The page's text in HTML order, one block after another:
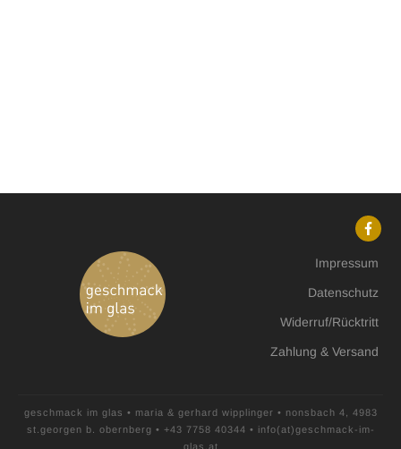
Impressum
Datenschutz
Widerruf/Rücktritt
Zahlung & Versand
geschmack im glas • maria & gerhard wipplinger • nonsbach 4, 4983
st.georgen b. obernberg • +43 7758 40344 • info(at)geschmack-im-
glas.at